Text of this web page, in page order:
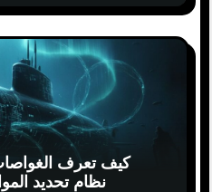
كيف تعرف
نظام تحديد